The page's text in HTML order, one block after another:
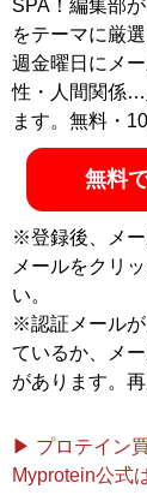
記事一覧へ
SPA！編集部
をテーマに厳
週金曜日にメ
性・人間関係…
ます。無料・
無料
※登録後、メ
メールをクリ
い。
※認証メールが
ているか、メ
があります。
▶ プロテイン
Myprotein公式